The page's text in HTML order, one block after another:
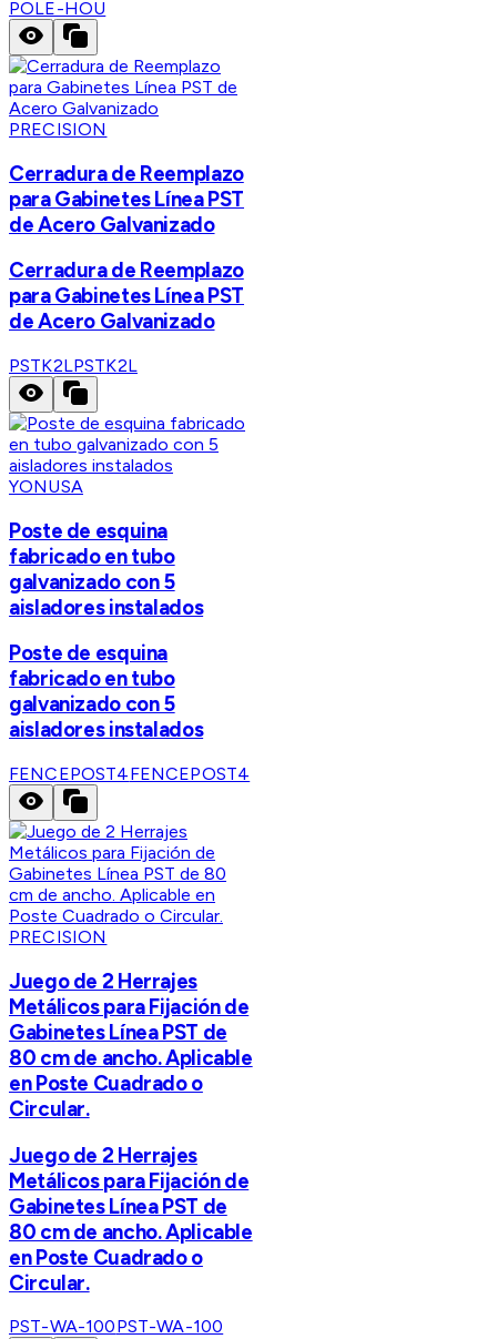
POLE-HOU
PRECISION
Cerradura de Reemplazo
para Gabinetes Línea PST
de Acero Galvanizado
Cerradura de Reemplazo
para Gabinetes Línea PST
de Acero Galvanizado
PSTK2LPSTK2L
YONUSA
Poste de esquina
fabricado en tubo
galvanizado con 5
aisladores instalados
Poste de esquina
fabricado en tubo
galvanizado con 5
aisladores instalados
FENCEPOST4FENCEPOST4
PRECISION
Juego de 2 Herrajes
Metálicos para Fijación de
Gabinetes Línea PST de
80 cm de ancho. Aplicable
en Poste Cuadrado o
Circular.
Juego de 2 Herrajes
Metálicos para Fijación de
Gabinetes Línea PST de
80 cm de ancho. Aplicable
en Poste Cuadrado o
Circular.
PST-WA-100PST-WA-100